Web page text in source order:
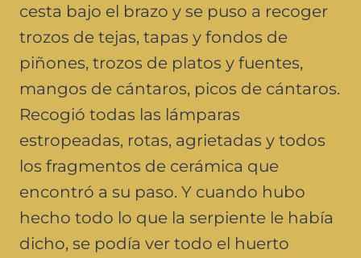
cesta bajo el brazo y se puso a recoger
trozos de tejas, tapas y fondos de
piñones, trozos de platos y fuentes,
mangos de cántaros, picos de cántaros.
Recogió todas las lámparas
estropeadas, rotas, agrietadas y todos
los fragmentos de cerámica que
encontró a su paso. Y cuando hubo
hecho todo lo que la serpiente le había
dicho, se podía ver todo el huerto